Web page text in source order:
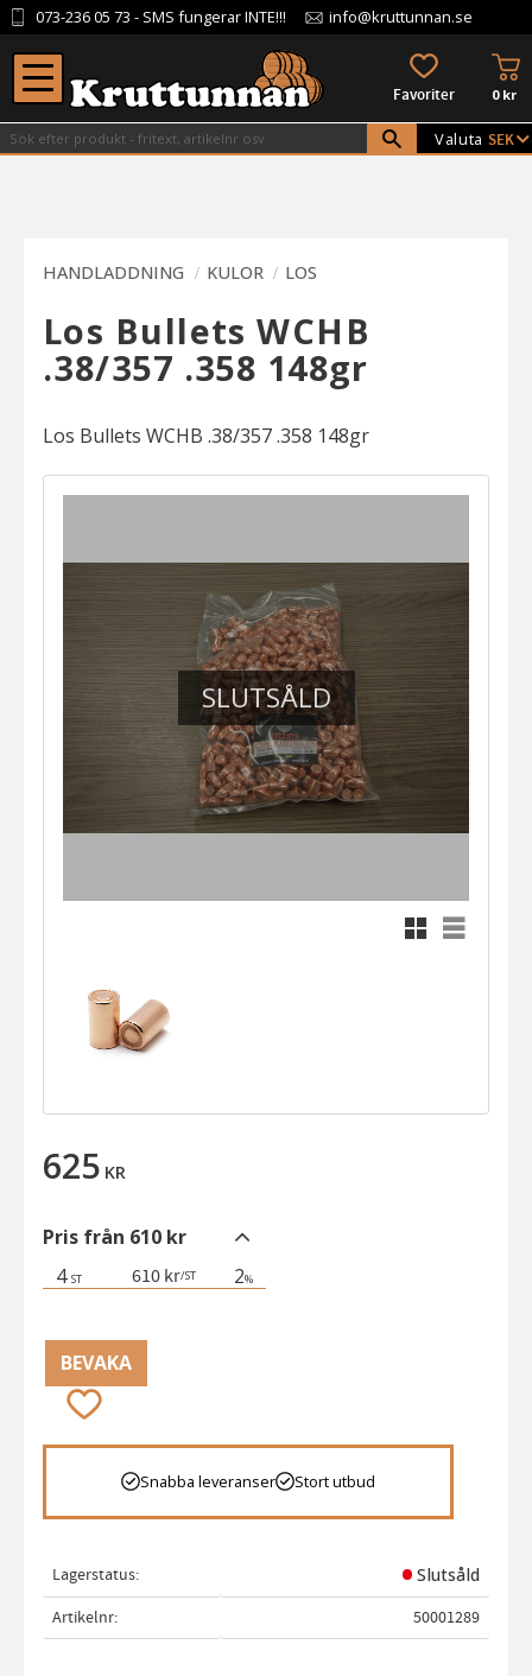
Meny
073-236 05 73 - SMS fungerar INTE!!! info@kruttunnan.se
FAVORITER 0kr
Valuta
HANDLADDNING KULOR LOS
Los Bullets WCHB
.38/357 .358 148gr
Los Bullets WCHB .38/357 .358 148gr
SLUTSÅLD
Rutnätsvy
Listvy
625 KR
Pris från 610 kr
4 ST 610 kr/ST 2%
Lägg till i favoriter
BEVAKA
Snabba leveranser Stort utbud
Lagerstatus
Slutsåld
Artikelnr
50001289